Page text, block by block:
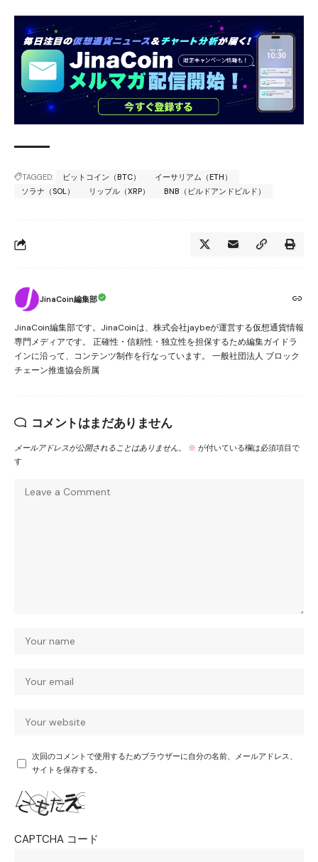
TAGGED: ビットコイン（BTC）
イーサリアム（ETH）
ソラナ（SOL）
リップル（XRP） BNB（ビルドアンドビルド）
JinaCoin編集部
JinaCoin編集部です。JinaCoinは、株式会社jaybeが運営する仮想通貨情報
専門メディアです。 正確性・信頼性・独立性を担保するため編集ガイドラ
インに沿って、コンテンツ制作を行なっています。 一般社団法人 ブロック
チェーン推進協会所属
コメントはまだありません
メールアドレスが公開されることはありません。 ※ が付いている欄は必須項目で
す
次回のコメントで使用するためブラウザーに自分の名前、メールアドレス、
サイトを保存する。
CAPTCHA コード